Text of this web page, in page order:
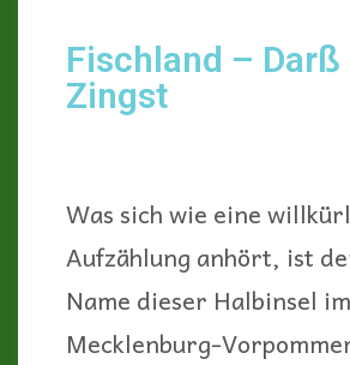
Fischland – Darß
Zingst
Was sich wie eine
Aufzählung anhört, ist
Name dieser Halbinsel
Mecklenburg-